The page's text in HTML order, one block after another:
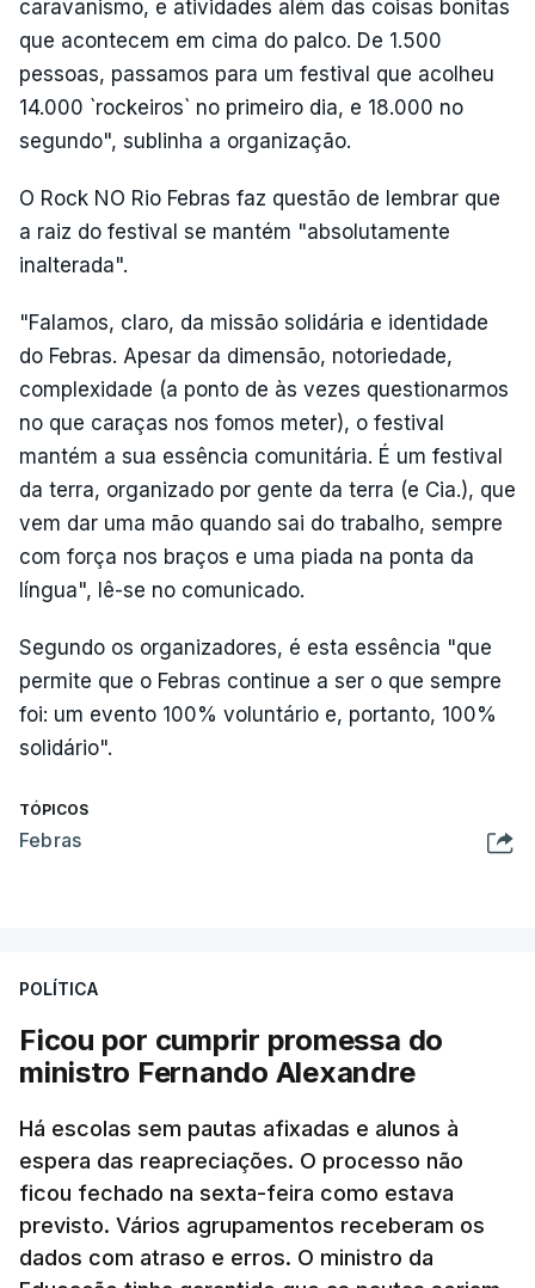
caravanismo, e atividades além das coisas bonitas
que acontecem em cima do palco. De 1.500
pessoas, passamos para um festival que acolheu
14.000 `rockeiros` no primeiro dia, e 18.000 no
segundo", sublinha a organização.
O Rock NO Rio Febras faz questão de lembrar que
a raiz do festival se mantém "absolutamente
inalterada".
"Falamos, claro, da missão solidária e identidade
do Febras. Apesar da dimensão, notoriedade,
complexidade (a ponto de às vezes questionarmos
no que caraças nos fomos meter), o festival
mantém a sua essência comunitária. É um festival
da terra, organizado por gente da terra (e Cia.), que
vem dar uma mão quando sai do trabalho, sempre
com força nos braços e uma piada na ponta da
língua", lê-se no comunicado.
Segundo os organizadores, é esta essência "que
permite que o Febras continue a ser o que sempre
foi: um evento 100% voluntário e, portanto, 100%
solidário".
TÓPICOS
Febras
POLÍTICA
Ficou por cumprir promessa do
ministro Fernando Alexandre
Há escolas sem pautas afixadas e alunos à
espera das reapreciações. O processo não
ficou fechado na sexta-feira como estava
previsto. Vários agrupamentos receberam os
dados com atraso e erros. O ministro da